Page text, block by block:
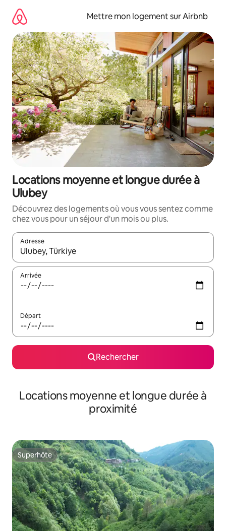
directement
contenu
Mettre mon logement sur Airbnb
Locations moyenne et longue durée à
Ulubey
Découvrez des logements où vous vous sentez comme
chez vous pour un séjour d'un mois ou plus.
Adresse
Lorsque les résultats s'affichent, utilisez les flèches vers le
Arrivée
Départ
Rechercher
Locations moyenne et longue durée à
proximité
Superhôte
Superhôte